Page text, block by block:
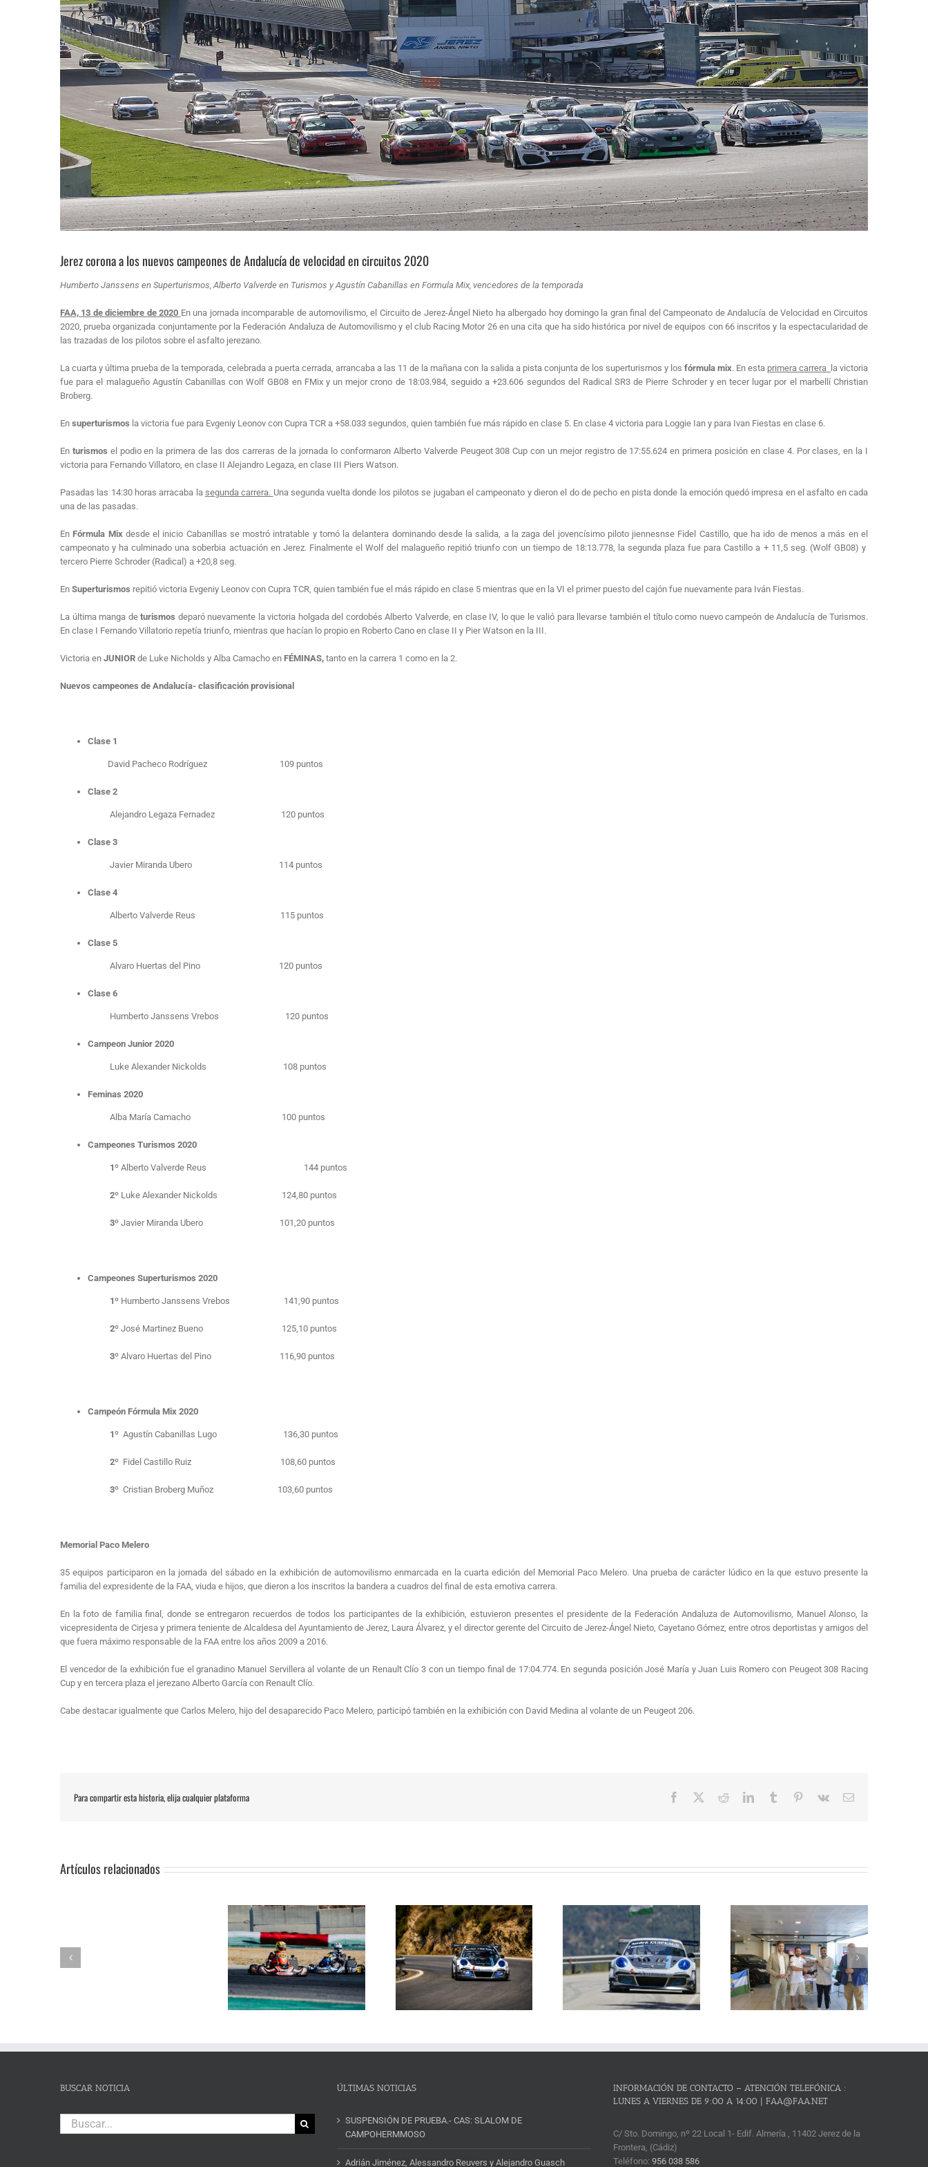
Jerez corona a los nuevos campeones de Andalucía de velocidad en circuitos 2020
Humberto Janssens en Superturismos, Alberto Valverde en Turismos y Agustín Cabanillas en Formula Mix, vencedores de la temporada
FAA, 13 de diciembre de 2020 En una jornada incomparable de automovilismo, el Circuito de Jerez-Ángel Nieto ha albergado hoy domingo la gran final del Campeonato de Andalucía de Velocidad en Circuitos
2020, prueba organizada conjuntamente por la Federación Andaluza de Automovilismo y el club Racing Motor 26 en una cita que ha sido histórica por nivel de equipos con 66 inscritos y la espectacularidad de
las trazadas de los pilotos sobre el asfalto jerezano.
La cuarta y última prueba de la temporada, celebrada a puerta cerrada, arrancaba a las 11 de la mañana con la salida a pista conjunta de los superturismos y los fórmula mix. En esta primera carrera la victoria
fue para el malagueño Agustín Cabanillas con Wolf GB08 en FMix y un mejor crono de 18:03.984, seguido a +23.606 segundos del Radical SR3 de Pierre Schroder y en tecer lugar por el marbellí Christian
Broberg.
En superturismos la victoria fue para Evgeniy Leonov con Cupra TCR a +58.033 segundos, quien también fue más rápido en clase 5. En clase 4 victoria para Loggie Ian y para Ivan Fiestas en clase 6.
En turismos el podio en la primera de las dos carreras de la jornada lo conformaron Alberto Valverde Peugeot 308 Cup con un mejor registro de 17:55.624 en primera posición en clase 4. Por clases, en la I
victoria para Fernando Villatoro, en clase II Alejandro Legaza, en clase III Piers Watson.
Pasadas las 14:30 horas arracaba la segunda carrera. Una segunda vuelta donde los pilotos se jugaban el campeonato y dieron el do de pecho en pista donde la emoción quedó impresa en el asfalto en cada
una de las pasadas.
EnFórmula Mix desde el inicio Cabanillas se mostró intratable y tomó la delantera dominando desde la salida, a la zaga del jovencísimo piloto jiennesnse Fidel Castillo, que ha ido de menos a más en el
campeonato y ha culminado una soberbia actuación en Jerez. Finalmente el Wolf del malagueño repitió triunfo con un tiempo de 18:13.778, la segunda plaza fue para Castillo a + 11,5 seg. (Wolf GB08) y
tercero Pierre Schroder (Radical) a +20,8 seg.
En Superturismos repitió victoria Evgeniy Leonov con Cupra TCR, quien también fue el más rápido en clase 5 mientras que en la VI el primer puesto del cajón fue nuevamente para Iván Fiestas.
La última manga de turismos deparó nuevamente la victoria holgada del cordobés Alberto Valverde, en clase IV, lo que le valió para llevarse también el título como nuevo campeón de Andalucía de Turismos.
En clase I Fernando Villatorio repetía triunfo, mientras que hacían lo propio en Roberto Cano en clase II y Pier Watson en la III.
Victoria en JUNIOR de Luke Nicholds y Alba Camacho en FÉMINAS, tanto en la carrera 1 como en la 2.
Nuevos campeones de Andalucía- clasificación provisional
Clase 1
David Pacheco Rodríguez 109 puntos
Clase 2
Alejandro Legaza Fernadez 120 puntos
Clase 3
Javier Miranda Ubero 114 puntos
Clase 4
Alberto Valverde Reus 115 puntos
Clase 5
Alvaro Huertas del Pino 120 puntos
Clase 6
Humberto Janssens Vrebos 120 puntos
Campeon Junior 2020
Luke Alexander Nickolds 108 puntos
Feminas 2020
Alba María Camacho 100 puntos
Campeones Turismos 2020
1º Alberto Valverde Reus 144 puntos
2º Luke Alexander Nickolds 124,80 puntos
3º Javier Miranda Ubero 101,20 puntos
Campeones Superturismos 2020
1º Humberto Janssens Vrebos 141,90 puntos
2º José Martinez Bueno 125,10 puntos
3º Alvaro Huertas del Pino 116,90 puntos
Campeón Fórmula Mix 2020
1º Agustín Cabanillas Lugo 136,30 puntos
2º Fidel Castillo Ruiz 108,60 puntos
3º Cristian Broberg Muñoz 103,60 puntos
Memorial Paco Melero
35 equipos participaron en la jornada del sábado en la exhibición de automovilismo enmarcada en la cuarta edición del Memorial Paco Melero. Una prueba de carácter lúdico en la que estuvo presente la
familia del expresidente de la FAA, viuda e hijos, que dieron a los inscritos la bandera a cuadros del final de esta emotiva carrera.
En la foto de familia final, donde se entregaron recuerdos de todos los participantes de la exhibición, estuvieron presentes el presidente de la Federación Andaluza de Automovilismo, Manuel Alonso, la
vicepresidenta de Cirjesa y primera teniente de Alcaldesa del Ayuntamiento de Jerez, Laura Álvarez, y el director gerente del Circuito de Jerez-Ángel Nieto, Cayetano Gómez, entre otros deportistas y amigos del
que fuera máximo responsable de la FAA entre los años 2009 a 2016.
El vencedor de la exhibición fue el granadino Manuel Servillera al volante de un Renault Clío 3 con un tiempo final de 17:04.774. En segunda posición José María y Juan Luis Romero con Peugeot 308 Racing
Cup y en tercera plaza el jerezano Alberto García con Renault Clío.
Cabe destacar igualmente que Carlos Melero, hijo del desaparecido Paco Melero, participó también en la exhibición con David Medina al volante de un Peugeot 206.
Para compartir esta historia, elija cualquier plataforma Facebook RedditLinkedInTumblr Pinterest
Vk
Correo
Artículos relacionados
Humberto Janssens conquista la
Subida al Cerro de los Cañones
de Lanjarón 2026 en un brillante
fin de semana de automovilismo
La Subida al Cerro de los
Cañones levanta hoy el telón con
un cartel de lujo
La Subida al Cerro de los
Cañones – Lanjarón 2026 se
presenta con lleno absoluto de
inscritos y el reto de revalidar su
condición de mejor prueba
andaluza de montaña
BUSCAR NOTICIA
Buscar:
ÚLTIMAS NOTICIAS
SUSPENSIÓN DE PRUEBA.- CAS: SLALOM DE
CAMPOHERMMOSO
Adrián Jiménez, Alessandro Reuvers y Alejandro Guasch
INFORMACIÓN DE CONTACTO – ATENCIÓN TELEFÓNICA :
LUNES A VIERNES DE 9:00 A 14:00 | FAA@FAA.NET
C/ Sto. Domingo, nº 22 Local 1- Edif. Almería , 11402 Jerez de la
Frontera, (Cádiz)
Teléfono:956 038 586